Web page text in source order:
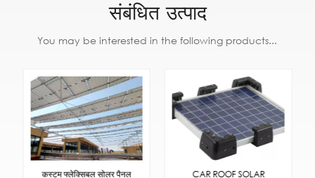
संबंधित उत्पाद
You may be interested in the following products...
कस्टम फ्लेक्सिबल सोलर पैनल
CAR ROOF SOLAR